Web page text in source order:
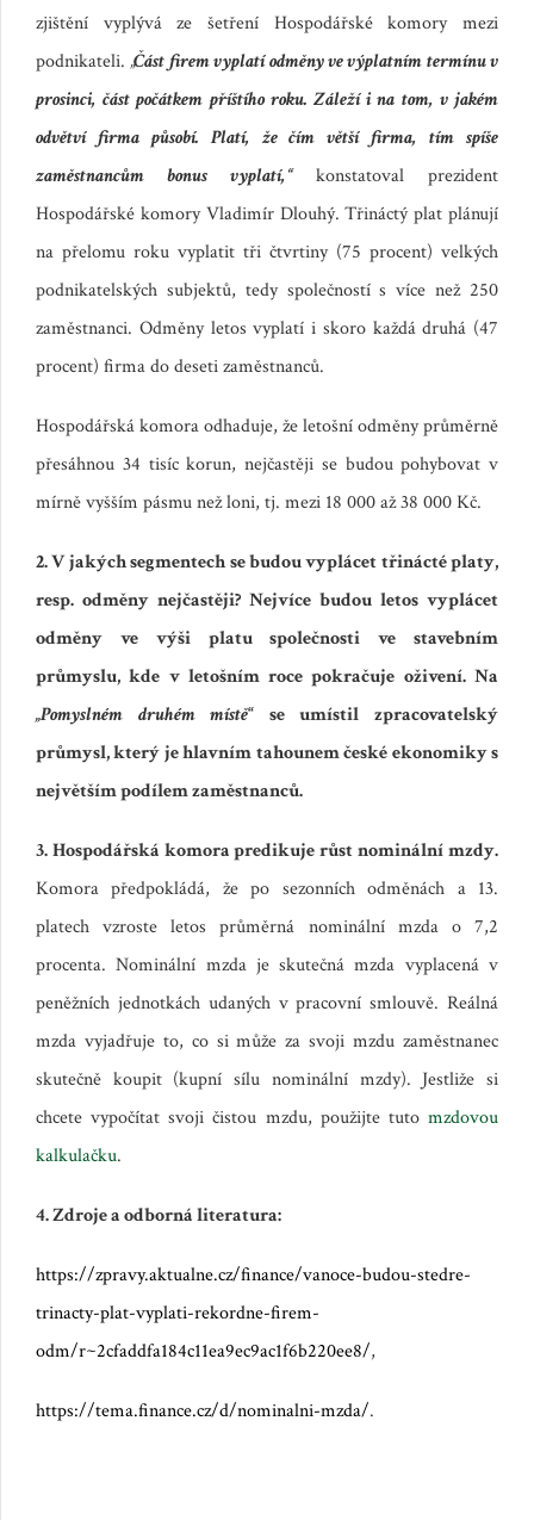
zjištění vyplývá ze šetření Hospodářské komory mezi
podnikateli.„Část firem vyplatí odměny ve výplatním termínu v
prosinci, část počátkem příštího roku. Záleží i na tom, v jakém
odvětví firma působí. Platí, že čím větší firma, tím spíše
zaměstnancům bonus vyplatí,“konstatoval prezident
Hospodářské komory Vladimír Dlouhý. Třináctý plat plánují
na přelomu roku vyplatit tři čtvrtiny (75 procent) velkých
podnikatelských subjektů, tedy společností s více než 250
zaměstnanci. Odměny letos vyplatí i skoro každá druhá (47
procent) firma do deseti zaměstnanců.
Hospodářská komora odhaduje, že letošní odměny průměrně
přesáhnou 34 tisíc korun, nejčastěji se budou pohybovat v
mírně vyšším pásmu než loni, tj. mezi 18 000 až 38 000 Kč.
2. V jakých segmentech se budou vyplácet třinácté platy,
resp. odměny nejčastěji? Nejvíce budou letos vyplácet
odměny ve výši platu společnosti ve stavebním
průmyslu, kde v letošním roce pokračuje oživení. Na
„Pomyslném
druhém místě“ se umístil zpracovatelský
průmysl, který je hlavním tahounem české ekonomiky s
největším podílem zaměstnanců.
3. Hospodářská komora predikuje růst nominální mzdy.
Komora předpokládá, že po sezonních odměnách a 13.
platech vzroste letos průměrná nominální mzda o 7,2
procenta.Nominální mzda je skutečná mzda vyplacená v
peněžních jednotkách udaných v pracovní smlouvě. Reálná
mzda vyjadřuje to, co si může za svoji mzdu zaměstnanec
skutečně koupit (kupní sílu nominální mzdy). Jestliže si
chcete vypočítat svoji čistou mzdu, použijte tuto mzdovou
kalkulačku.
4. Zdroje a odborná literatura:
https://zpravy.aktualne.cz/finance/vanoce-budou-stedre-
trinacty-plat-vyplati-rekordne-firem-
odm/r~2cfaddfa184c11ea9ec9ac1f6b220ee8/,
https://tema.finance.cz/d/nominalni-mzda/.